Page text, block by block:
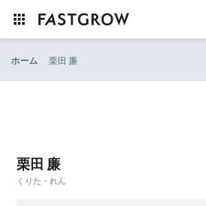
ホーム 栗田 廉
栗田 廉
くりた・れん